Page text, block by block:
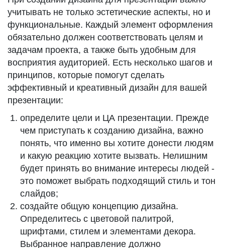
учитывать не только эстетические аспекты, но и
функциональные. Каждый элемент оформления
обязательно должен соответствовать целям и
задачам проекта, а также быть удобным для
восприятия аудиторией. Есть несколько шагов и
принципов, которые помогут сделать
эффективный и креативный дизайн для вашей
презентации:
определите цели и ЦА презентации. Прежде
чем приступать к созданию дизайна, важно
понять, что именно вы хотите донести людям
и какую реакцию хотите вызвать. Нелишним
будет принять во внимание интересы людей -
это поможет выбрать подходящий стиль и тон
слайдов;
создайте общую концепцию дизайна.
Определитесь с цветовой палитрой,
шрифтами, стилем и элементами декора.
Выбранное направление должно